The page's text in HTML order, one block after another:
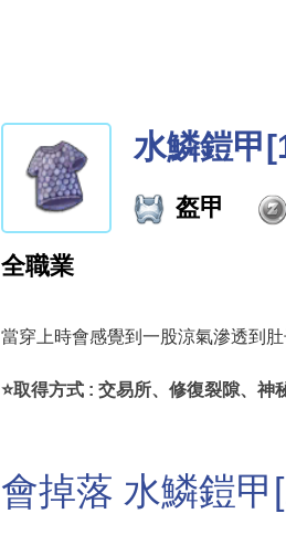
水鱗鎧甲
盔甲
全職業
當穿上時會感覺到一股涼氣滲透到
⭐取得方式 : 交易所、修復裂隙、
會掉落 水鱗鎧甲